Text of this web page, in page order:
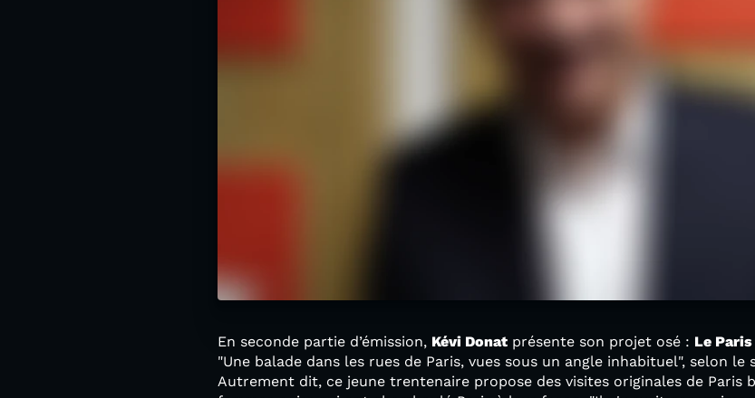
En seconde partie d’émission, Kévi Donat présente son projet osé : Le
"Une balade dans les rues de Paris, vues sous un angle inhabituel", selon
Autrement dit, ce jeune trentenaire propose des visites originales de Paris